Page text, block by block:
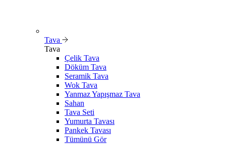
Tava
Tava
Çelik Tava
Döküm Tava
Seramik Tava
Wok Tava
Yanmaz Yapışmaz Tava
Sahan
Tava Seti
Yumurta Tavası
Pankek Tavası
Tümünü Gör